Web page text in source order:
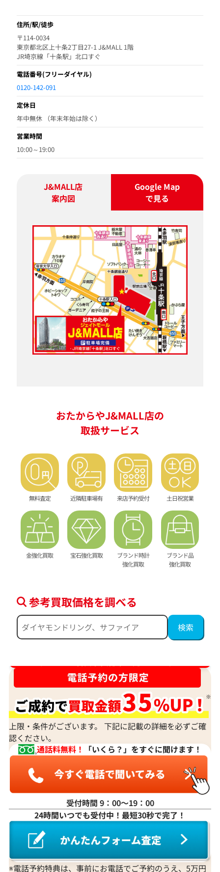
住所/駅/徒歩
〒114-0034
東京都北区上十条2丁目27-1 J&MALL 1階
JR埼京線「十条駅」北口すぐ
電話番号(フリーダイヤル)
0120-142-091
定休日
年中無休 （年末年始は除く）
営業時間
10:00～19:00
J&MALL店
案内図
Google Map
で見る
おたからやJ&MALL店の
取扱サービス
無料査定 近隣駐車場有 来店予約受付 土日祝営業
金強化買取 宝石強化買取
ブランド時計
強化買取
ブランド品
強化買取
参考買取価格を調べる
上限・条件がございます。 下記に記載の詳細を必ずご確
認ください。
通話料無料！
「いくら？」をすぐに聞けます！
受付時間 9：00〜19：00
24時間いつでも受付中！最短30秒で完了！
※電話予約特典は、事前にお電話でご予約のうえ、5万円